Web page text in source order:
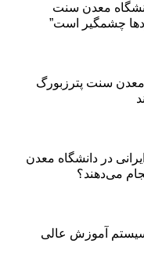
معدن سنت
چشمگیر است”
معدن سنت پترزبورگ
در دانشگاه معدن
می‌دهند؟
آموزش عالی